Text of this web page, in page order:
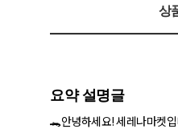
상
요약 설명글
🐊안녕하세요! 세레나마켓